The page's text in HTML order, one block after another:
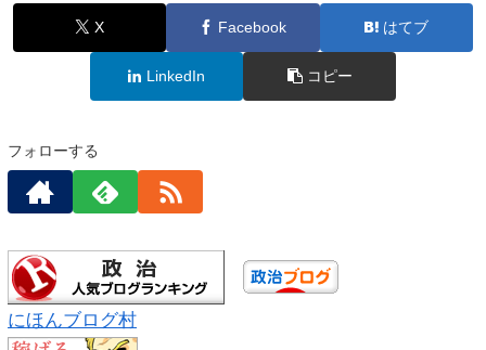
X Facebook はてブ
LinkedIn コピー
フォローする
にほんブログ村